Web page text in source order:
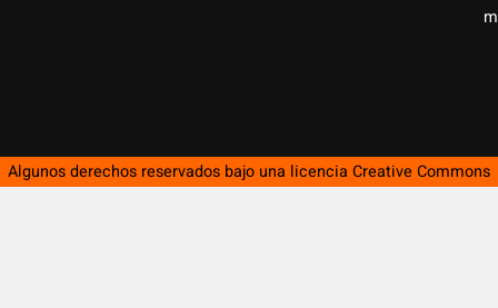
Algunos derechos reservados bajo una licencia Creative Commons